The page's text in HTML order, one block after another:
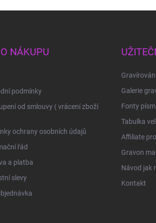
NÁKUPU
podmínky
od smlouvy ( vrácení zboží
ochrany osobních údajů
řád
a platba
slevy
Galerie
Fonty
Tabulka
Affiliate
Gravon
Návod jak
Kontakt